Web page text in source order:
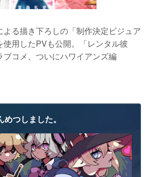
は？
る描き下ろしの「制作決定ビジュア
用したPVも公開。「レンタル彼
コメ、ついにハワイアンズ編
つしました。